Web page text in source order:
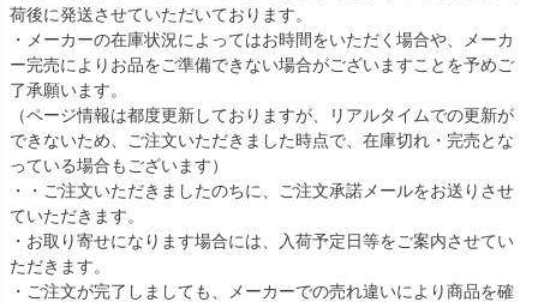
荷後に発送させていただいております。
・メーカーの在庫状況によってはお時間をいただく場合や、メーカ
ー完売によりお品をご準備できない場合がございますことを予めご
了承願います。
（ページ情報は都度更新しておりますが、リアルタイムでの更新が
できないため、ご注文いただきました時点で、在庫切れ・完売とな
っている場合もございます）
・・ご注文いただきましたのちに、ご注文承諾メールをお送りさせ
ていただきます。
・お取り寄せになります場合には、入荷予定日等をご案内させてい
ただきます。
・ご注文が完了しましても、メーカーでの売れ違いにより商品を確